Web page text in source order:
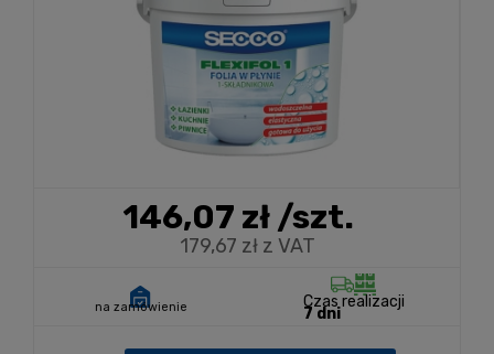
146,07 zł/szt.
179,67 zł z VAT
na zamówienie Czas realizacji
7 dni